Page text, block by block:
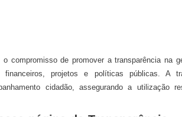
compromisso de promover a transparência na
financeiros, projetos e políticas públicas. A
cidadão, assegurando a utilização